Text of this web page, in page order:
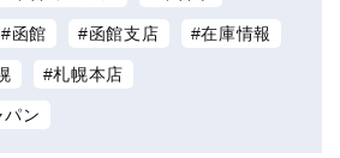
函館 函館支店 在庫情報
札幌本店
パン